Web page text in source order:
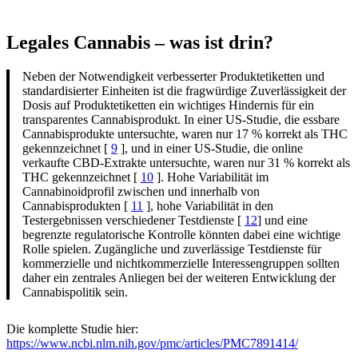
Legales Cannabis – was ist drin?
Neben der Notwendigkeit verbesserter Produktetiketten und
standardisierter Einheiten ist die fragwürdige Zuverlässigkeit der
Dosis auf Produktetiketten ein wichtiges Hindernis für ein
transparentes Cannabisprodukt. In einer US-Studie, die essbare
Cannabisprodukte untersuchte, waren nur 17 % korrekt als THC
gekennzeichnet [ 9 ], und in einer US-Studie, die online
verkaufte CBD-Extrakte untersuchte, waren nur 31 % korrekt als
THC gekennzeichnet [ 10 ]. Hohe Variabilität im
Cannabinoidprofil zwischen und innerhalb von
Cannabisprodukten [ 11 ], hohe Variabilität in den
Testergebnissen verschiedener Testdienste [ 12] und eine
begrenzte regulatorische Kontrolle könnten dabei eine wichtige
Rolle spielen. Zugängliche und zuverlässige Testdienste für
kommerzielle und nichtkommerzielle Interessengruppen sollten
daher ein zentrales Anliegen bei der weiteren Entwicklung der
Cannabispolitik sein.
Die komplette Studie hier:
https://www.ncbi.nlm.nih.gov/pmc/articles/PMC7891414/